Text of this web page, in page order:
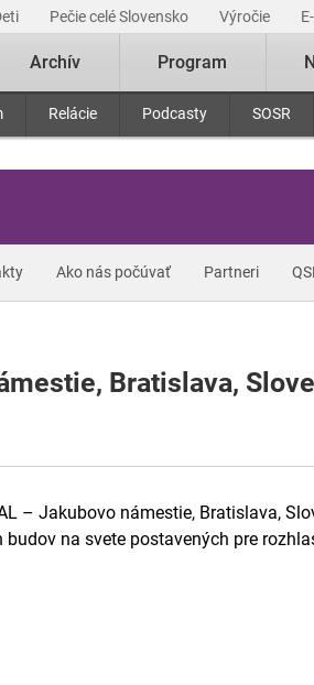
Pečie celé Slovensko Výročie
Relácie Podcasty SOSR
Archív Program
Ako nás počúvať Partneri QSL
Bratislava,
– Jakubovo námestie, Bratislava,
budov na svete postavených pre